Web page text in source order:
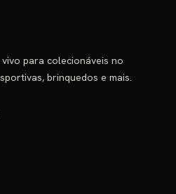
para colecionáveis no
brinquedos e mais.